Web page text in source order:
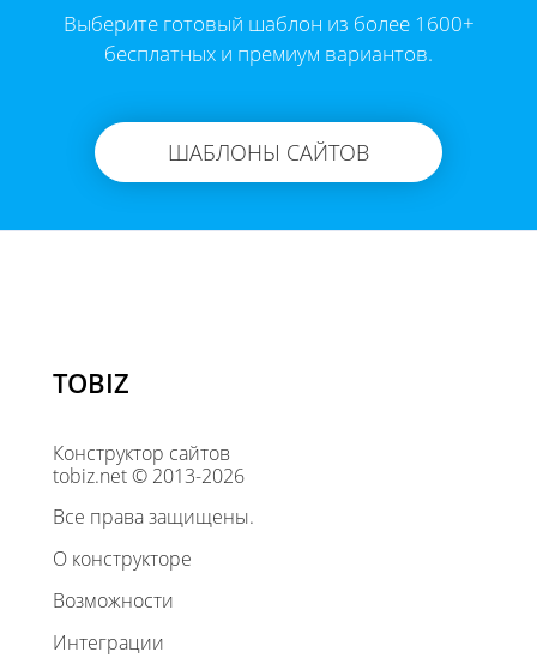
Выберите готовый шаблон из более 1600+
бесплатных и премиум вариантов.
ШАБЛОНЫ САЙТОВ
TOBIZ
Конструктор сайтов
tobiz.net © 2013-2026
Все права защищены.
О конструкторе
Возможности
Интеграции